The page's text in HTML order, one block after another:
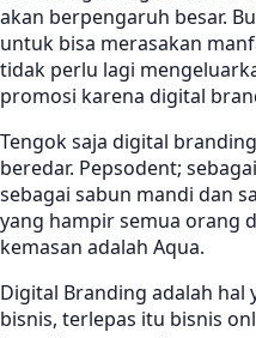
akan berpengaruh besar.
untuk bisa merasakan
tidak perlu lagi
promosi karena digital
Tengok saja digital
beredar. Pepsodent;
sebagai sabun mandi dan
yang hampir semua orang
kemasan adalah Aqua.
Digital Branding adalah
bisnis, terlepas itu bisnis